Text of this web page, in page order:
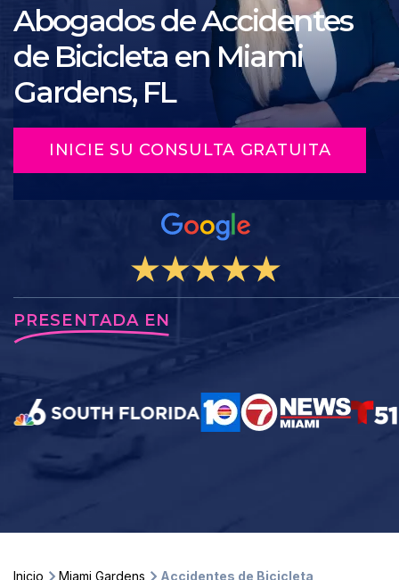
Abogados de Accidentes
de Bicicleta en Miami
Gardens, FL
INICIE SU CONSULTA GRATUITA
PRESENTADA EN
Inicio Miami Gardens Accidentes de Bicicleta